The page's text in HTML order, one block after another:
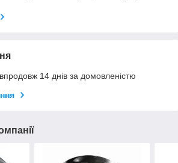
14 днів за домовленістю